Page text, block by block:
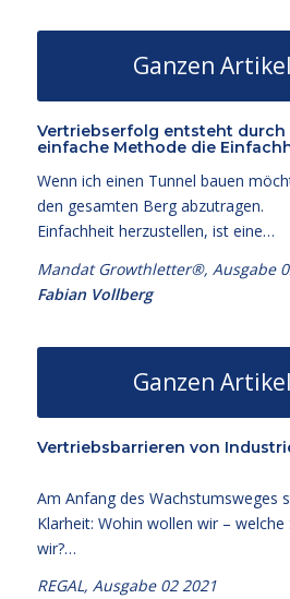
Ganzen
Vertriebserfolg entsteht durch
einfache Methode die
Wenn ich einen Tunnel bauen
den gesamten Berg abzutragen.
Einfachheit herzustellen, ist eine…
Mandat Growthletter®, Ausgabe
Fabian Vollberg
Ganzen
Vertriebsbarrieren von
Am Anfang des Wachstumsweges
Klarheit: Wohin wollen wir –
wir?…
REGAL, Ausgabe 02 2021